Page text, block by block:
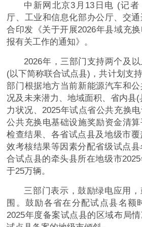
中新网北京3月13日电 (记
厅、工业和信息化部办公厅、交
合印发《关于开展2026年县域充
报有关工作的通知》。
2026年，三部门支持两个及
(以下简称联合试点县)，共计划支
部门根据地方当前新能源汽车和
况及未来潜力、地域面积、省内县
力状况、2025年试点省公共充换
公共充换电基础设施奖励资金清
检查结果、各省试点县及地级市
效考核结果等因素分配省级试点
合试点县的牵头县所在地级市
于25万辆。
三部门表示，鼓励绿电应用
围。鼓励各省在分配试点县名额
2025年度备案试点县的区域布局